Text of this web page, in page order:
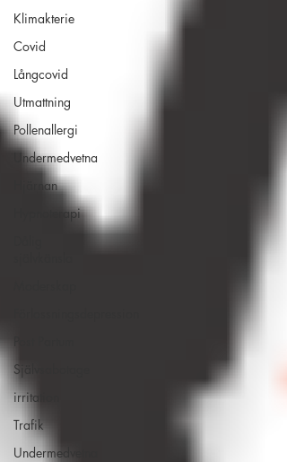
Klimakterie
Covid
Långcovid
Utmattning
Pollenallergi
Undermedvetna
Hjärnan
Hypnoterapi
Självsabotage
irritation
Trafik
Undermedvetna